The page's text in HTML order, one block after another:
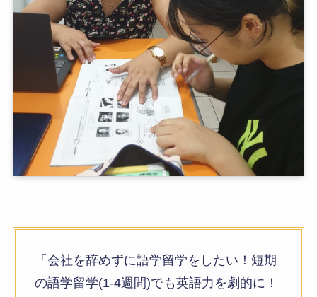
「会社を辞めずに語学留学をしたい！短期
の語学留学(1-4週間)でも英語力を劇的に！